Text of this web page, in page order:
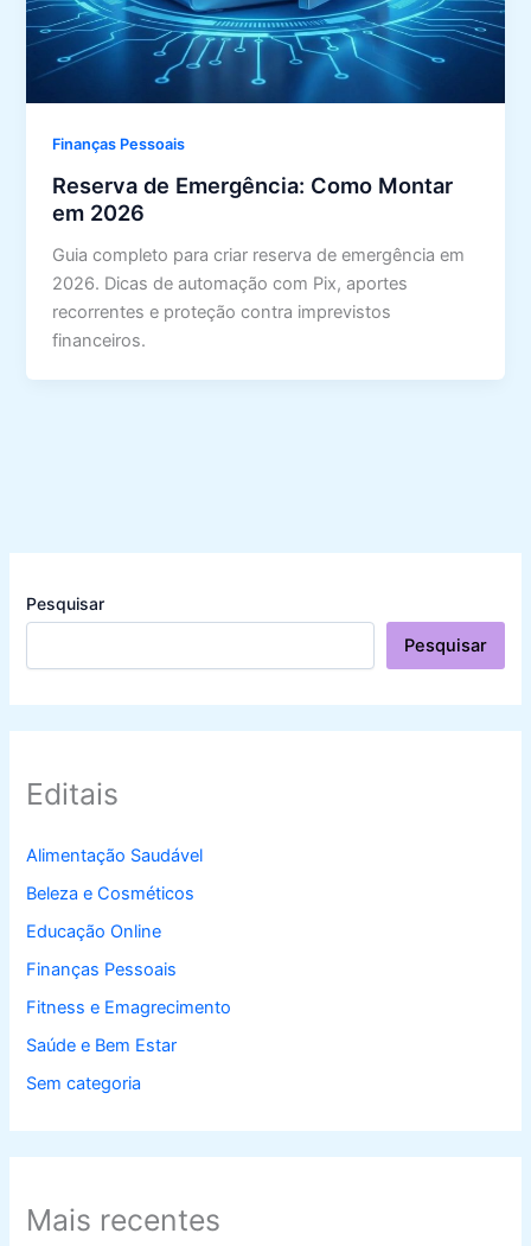
Finanças Pessoais
Reserva de Emergência: Como Montar
em 2026
Guia completo para criar reserva de emergência em
2026. Dicas de automação com Pix, aportes
recorrentes e proteção contra imprevistos
financeiros.
Pesquisar
Pesquisar
Editais
Alimentação Saudável
Beleza e Cosméticos
Educação Online
Finanças Pessoais
Fitness e Emagrecimento
Saúde e Bem Estar
Sem categoria
Mais recentes